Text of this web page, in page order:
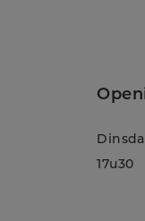
17u30